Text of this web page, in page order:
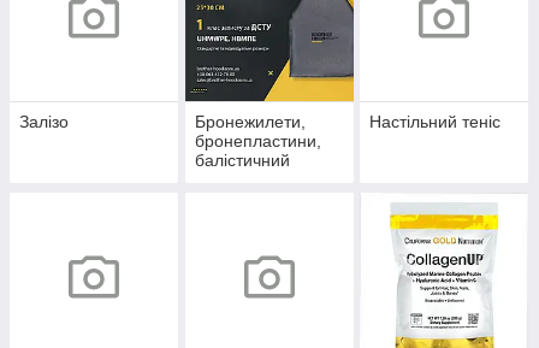
Залізо
Бронежилети,
бронепластини,
балістичний
Настільний теніс